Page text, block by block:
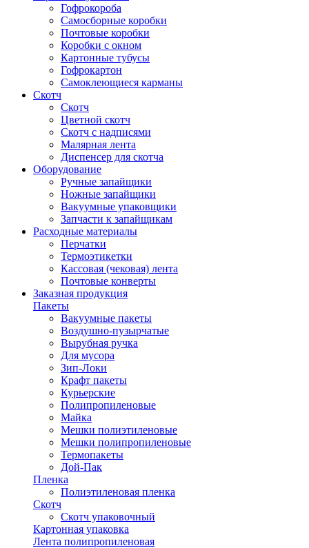
Гофрокороба
Самосборные коробки
Почтовые коробки
Коробки с окном
Картонные тубусы
Гофрокартон
Самоклеющиеся карманы
Скотч
Скотч
Цветной скотч
Скотч с надписями
Малярная лента
Диспенсер для скотча
Оборудование
Ручные запайщики
Ножные запайщики
Вакуумные упаковщики
Запчасти к запайщикам
Расходные материалы
Перчатки
Термоэтикетки
Кассовая (чековая) лента
Почтовые конверты
Заказная продукция
Пакеты
Вакуумные пакеты
Воздушно-пузырчатые
Вырубная ручка
Для мусора
Зип-Локи
Крафт пакеты
Курьерские
Полипропиленовые
Майка
Мешки полиэтиленовые
Мешки полипропиленовые
Термопакеты
Дой-Пак
Пленка
Полиэтиленовая пленка
Скотч
Скотч упаковочный
Картонная упаковка
Лента полипропиленовая